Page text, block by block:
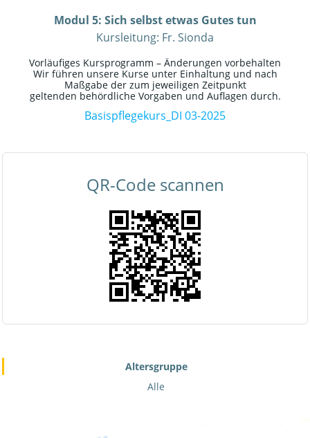
Modul 5: Sich selbst etwas Gutes tun
Kursleitung: Fr. Sionda
Vorläufiges Kursprogramm – Änderungen vorbehalten
Wir führen unsere Kurse unter Einhaltung und nach
Maßgabe der zum jeweiligen Zeitpunkt
geltenden behördliche Vorgaben und Auflagen durch.
Basispflegekurs_DI 03-2025
QR-Code scannen
Altersgruppe
Alle